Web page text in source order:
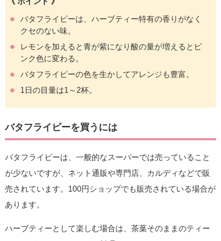
バタフライピーは、ハーブティー特有の香りがなく
クセのない味。
レモンを加えると青が紫になり酸の量が増えるとピ
ンク色に変わる。
バタフライピーの色を生かしてアレンジも豊富。
1日の目量は1～2杯。
バタフライピーを買うには
バタフライピーは、一般的なスーパーでは売っていること
が少ないですが、ネット通販や専門店、カルディなどで販
売されています。100円ショップでも販売されている場合が
あります。
ハーブティーとして楽しむ場合は、茶葉そのままのティー